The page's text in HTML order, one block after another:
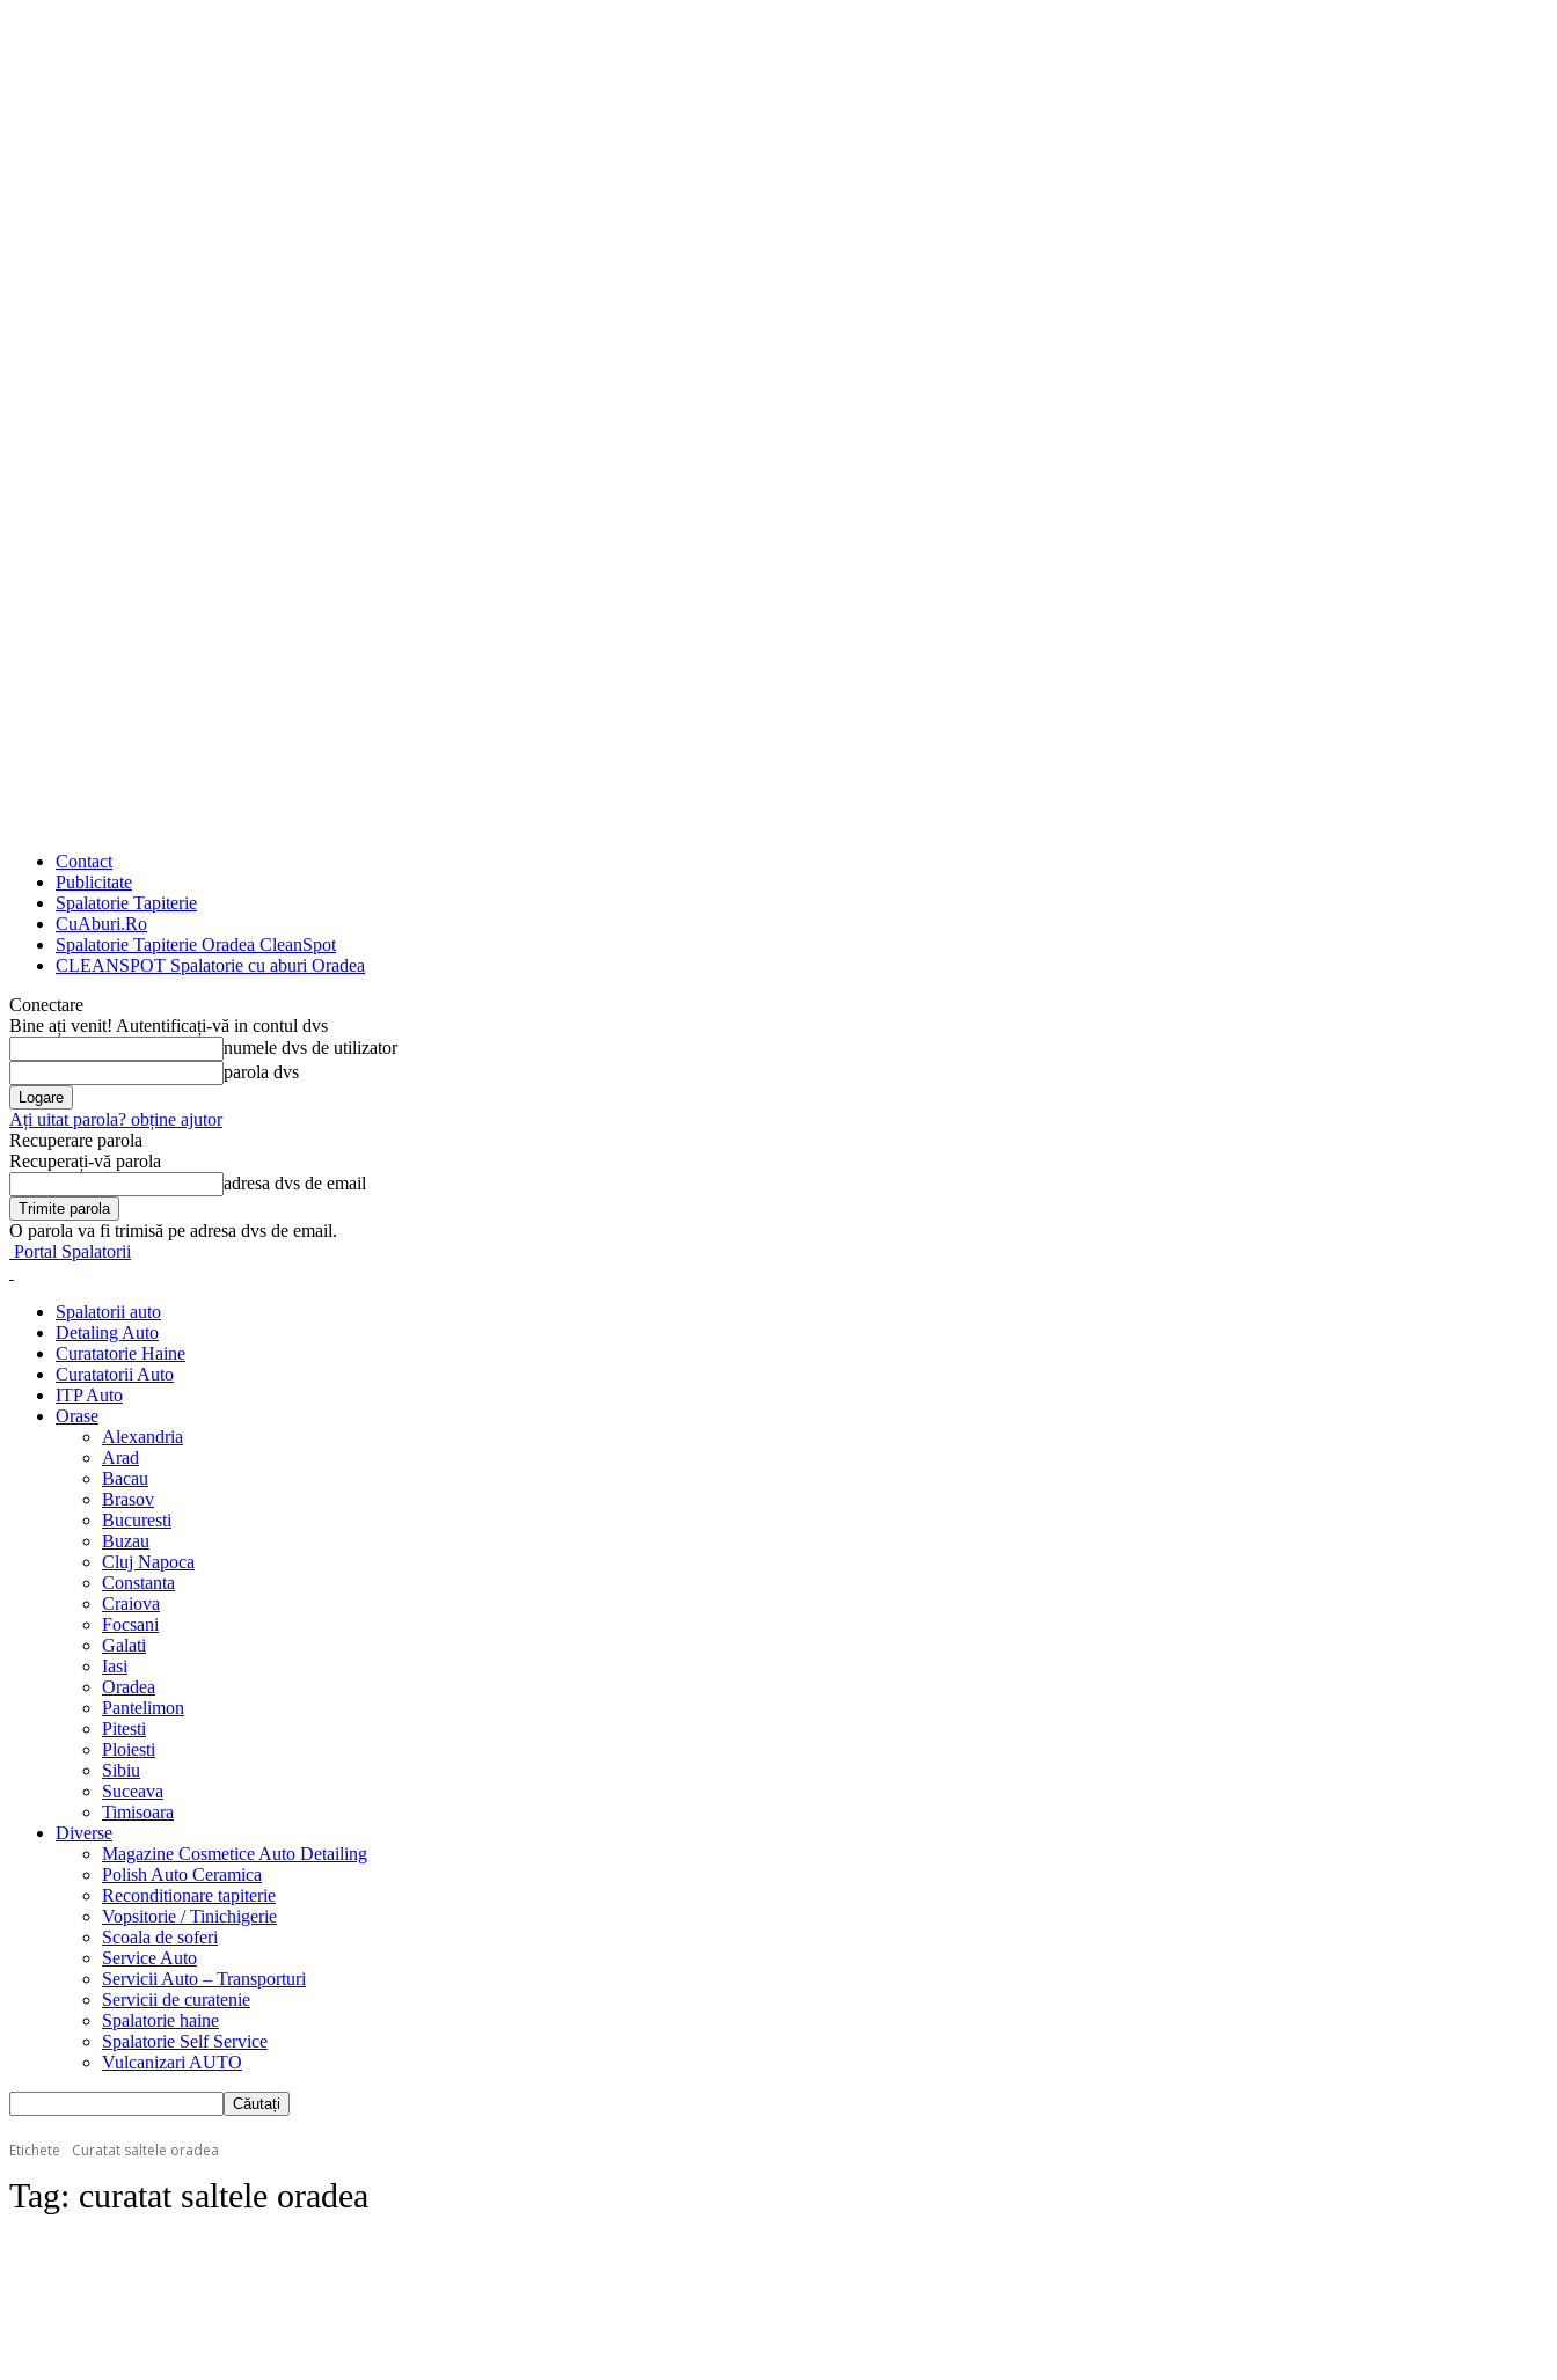
Contact
Publicitate
Spalatorie Tapiterie
CuAburi.Ro
Spalatorie Tapiterie Oradea CleanSpot
CLEANSPOT Spalatorie cu aburi Oradea
Conectare
Bine ați venit! Autentificați-vă in contul dvs
numele dvs de utilizator
parola dvs
Ați uitat parola? obține ajutor
Recuperare parola
Recuperați-vă parola
adresa dvs de email
O parola va fi trimisă pe adresa dvs de email.
Portal Spalatorii
Spalatorii auto
Detaling Auto
Curatatorie Haine
Curatatorii Auto
ITP Auto
Orase
Alexandria
Arad
Bacau
Brasov
Bucuresti
Buzau
Cluj Napoca
Constanta
Craiova
Focsani
Galati
Iasi
Oradea
Pantelimon
Pitesti
Ploiesti
Sibiu
Suceava
Timisoara
Diverse
Magazine Cosmetice Auto Detailing
Polish Auto Ceramica
Reconditionare tapiterie
Vopsitorie / Tinichigerie
Scoala de soferi
Service Auto
Servicii Auto – Transporturi
Servicii de curatenie
Spalatorie haine
Spalatorie Self Service
Vulcanizari AUTO
Etichete Curatat saltele oradea
Tag: curatat saltele oradea